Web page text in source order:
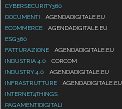
CYBERSECURITY360
DOCUMENTI
AGENDADIGITALE.EU
ECOMMERCE
AGENDADIGITALE.EU
ESG360
FATTURAZIONE
AGENDADIGITALE.EU
INDUSTRIA 4.0
CORCOM
INDUSTRY 4.0
AGENDADIGITALE.EU
INFRASTRUTTURE
AGENDADIGITALE.EU
INTERNET4THINGS
PAGAMENTIDIGITALI